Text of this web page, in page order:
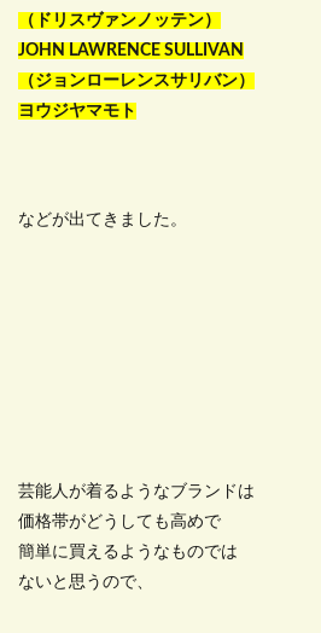
（ドリスヴァンノッテン）
JOHN LAWRENCE SULLIVAN
（ジョンローレンスサリバン）
ヨウジヤマモト
などが出てきました。
芸能人が着るようなブランドは
価格帯がどうしても高めで
簡単に買えるようなものでは
ないと思うので、